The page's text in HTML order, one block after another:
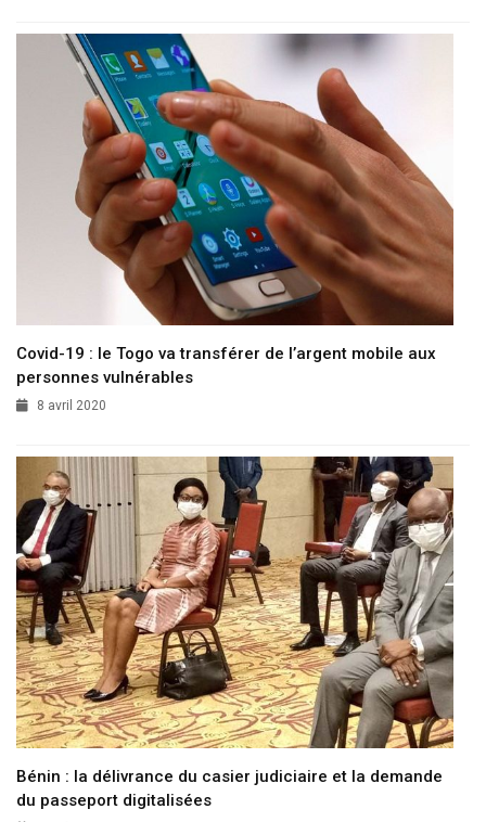
Covid-19 : le Togo va transférer de l’argent mobile aux
personnes vulnérables
8 avril 2020
Bénin : la délivrance du casier judiciaire et la demande
du passeport digitalisées